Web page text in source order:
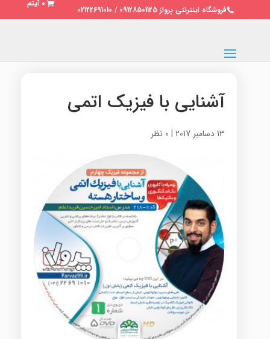
فروشگاه اینترنتی پرواز 09128501125 / 02122691010
0 آیتم
آشنایی با فیزیک اتمی
13 دسامبر 2017 | 0 نظر